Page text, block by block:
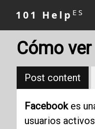
101 Help ES
Cómo
Post content
Facebookes
usuarios